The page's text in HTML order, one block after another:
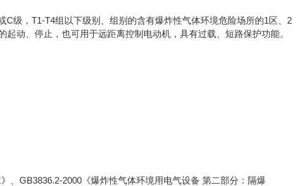
级，T1-T4组以下级别、组别的含有爆炸性气体环境危险场所的1区、2
动、停止，也可用于远距离控制电动机，具有过载、短路保护功能。
、GB3836.2-2000《爆炸性气体环境用电气设备 第二部分：隔爆